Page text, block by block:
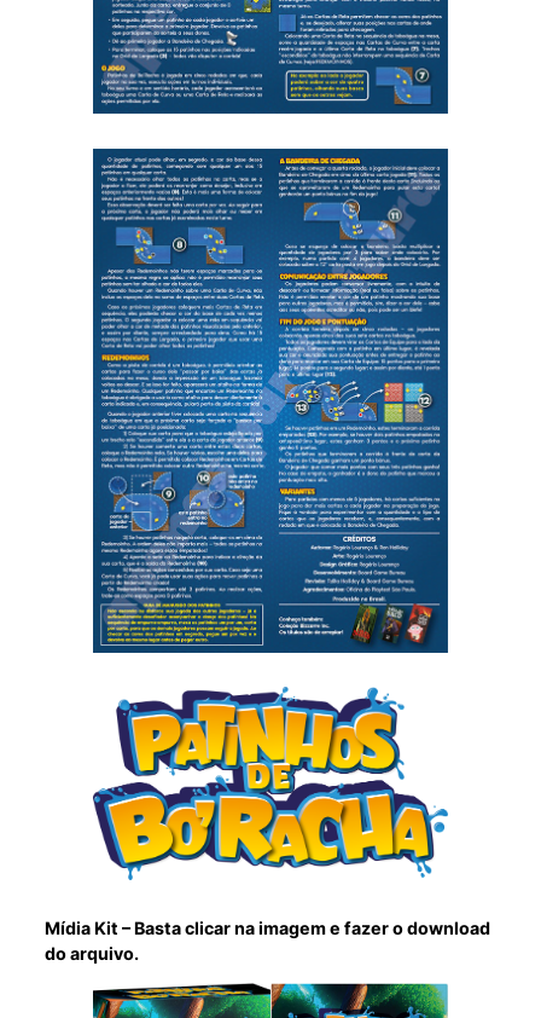
Mídia Kit – Basta clicar na imagem e fazer o download
do arquivo.